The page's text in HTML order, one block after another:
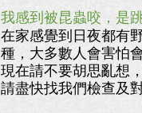
我感到被昆蟲咬，是
在家感覺到日夜都有
種，大多數人會害怕
現在請不要胡思亂想
請盡快找我們檢查及